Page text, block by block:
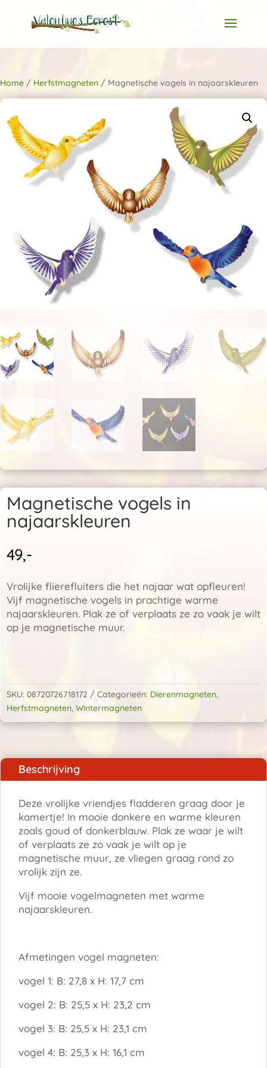
Home / Herfstmagneten / Magnetische vogels in najaarskleuren
Magnetische vogels in
najaarskleuren
49,-
Vrolijke flierefluiters die het najaar wat opfleuren!
Vijf magnetische vogels in prachtige warme
najaarskleuren. Plak ze of verplaats ze zo vaak je wilt
op je magnetische muur.
in
najaarskleuren
aantal
SKU: 08720726718172 Categorieën: Dierenmagneten
Herfstmagneten Wintermagneten
Beschrijving
Deze vrolijke vriendjes fladderen graag door je
kamertje! In mooie donkere en warme kleuren
zoals goud of donkerblauw. Plak ze waar je wilt
of verplaats ze zo vaak je wilt op je
magnetische muur, ze vliegen graag rond zo
vrolijk zijn ze.
Vijf mooie vogelmagneten met warme
najaarskleuren.
Afmetingen vogel magneten:
vogel 1: B: 27,8 x H: 17,7 cm
vogel 2: B: 25,5 x H: 23,2 cm
vogel 3: B: 25,5 x H: 23,1 cm
vogel 4: B: 25,3 x H: 16,1 cm